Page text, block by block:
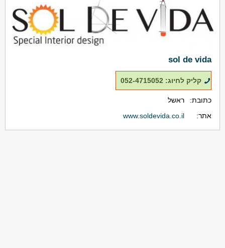
sol de vida
קליק לחיוג: 052-4715052
כתובת:
ראשל
אתר:
www.soldevida.co.il